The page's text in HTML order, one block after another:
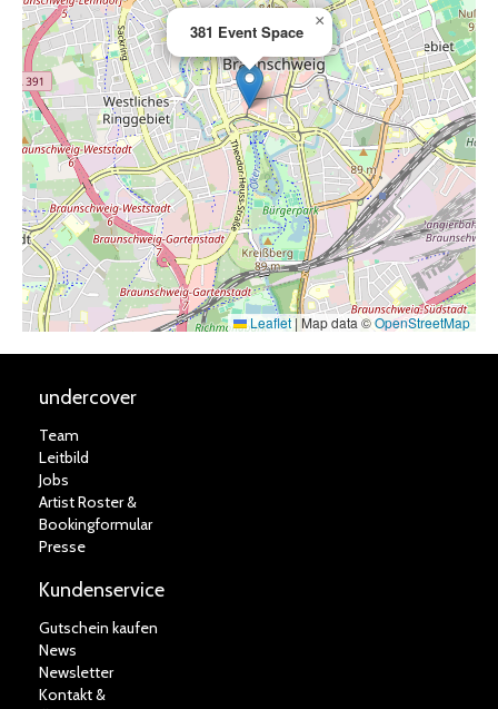
381 Event Space
×
Leaflet| Map data ©OpenStreetMap
undercover
Team
Leitbild
Jobs
Artist Roster &
Bookingformular
Presse
Kundenservice
Gutschein kaufen
News
Newsletter
Kontakt &